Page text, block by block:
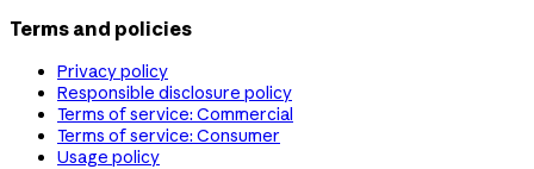
Terms and policies
Privacy policy
Responsible disclosure policy
Terms of service: Commercial
Terms of service: Consumer
Usage policy